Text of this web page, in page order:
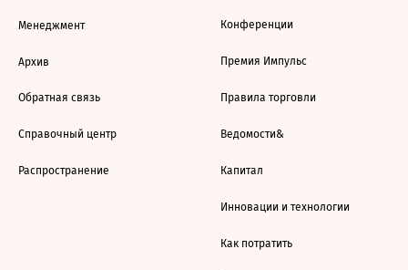
Менеджмент
Архив
Обратная связь
Справочный центр
Распространение
Конференции
Премия Импульс
Правила торговли
Ведомости&
Капитал
Инновации и технологии
Как потратить